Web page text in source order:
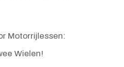
Motorrijlessen:
Wielen!